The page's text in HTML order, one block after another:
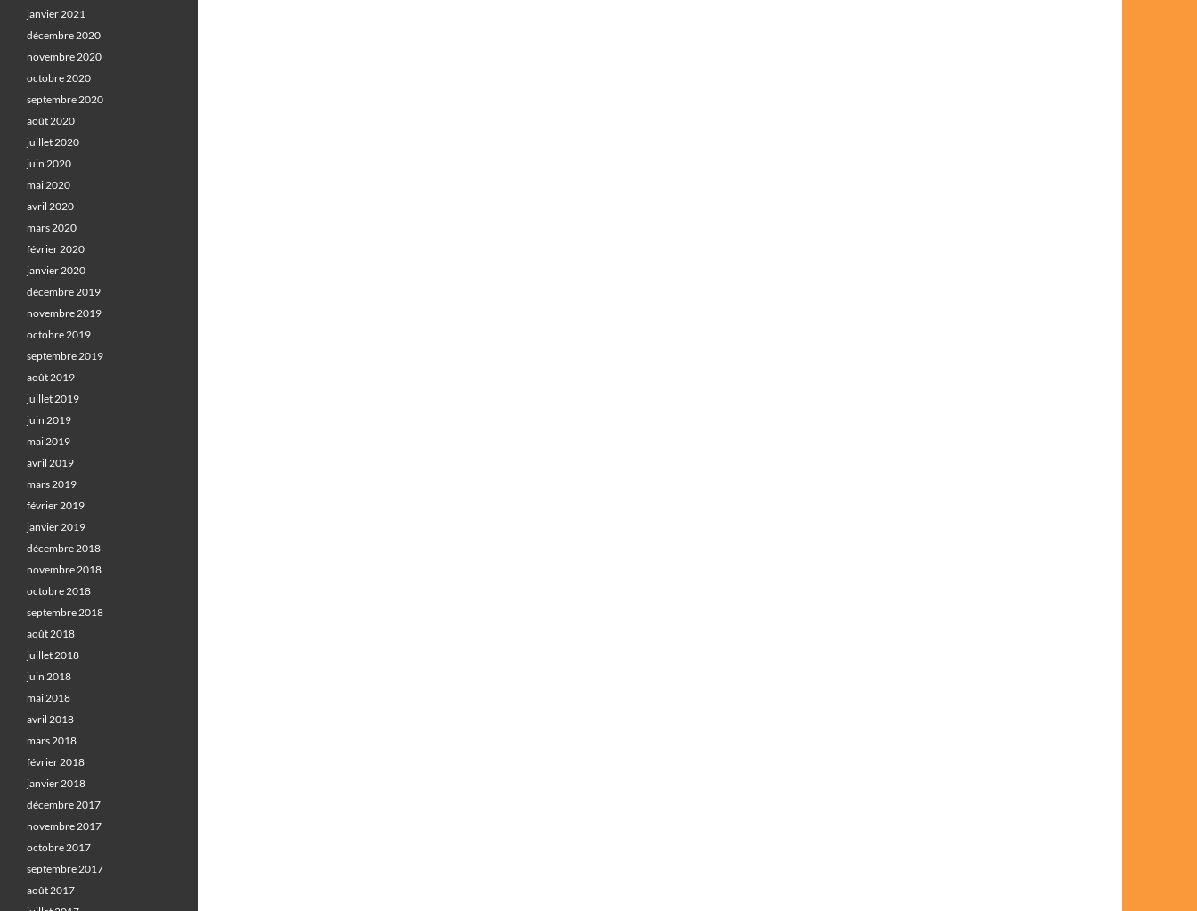
janvier 2021
décembre 2020
novembre 2020
octobre 2020
septembre 2020
août 2020
juillet 2020
juin 2020
mai 2020
avril 2020
mars 2020
février 2020
janvier 2020
décembre 2019
novembre 2019
octobre 2019
septembre 2019
août 2019
juillet 2019
juin 2019
mai 2019
avril 2019
mars 2019
février 2019
janvier 2019
décembre 2018
novembre 2018
octobre 2018
septembre 2018
août 2018
juillet 2018
juin 2018
mai 2018
avril 2018
mars 2018
février 2018
janvier 2018
décembre 2017
novembre 2017
octobre 2017
septembre 2017
août 2017